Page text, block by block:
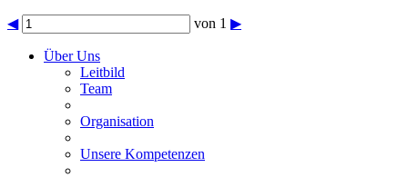
◀ von 1 ▶
Über Uns
Leitbild
Team
Organisation
Unsere Kompetenzen